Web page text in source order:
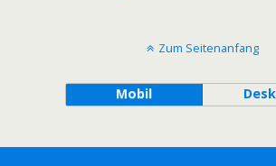
Zum Seitenanfang
Mobil